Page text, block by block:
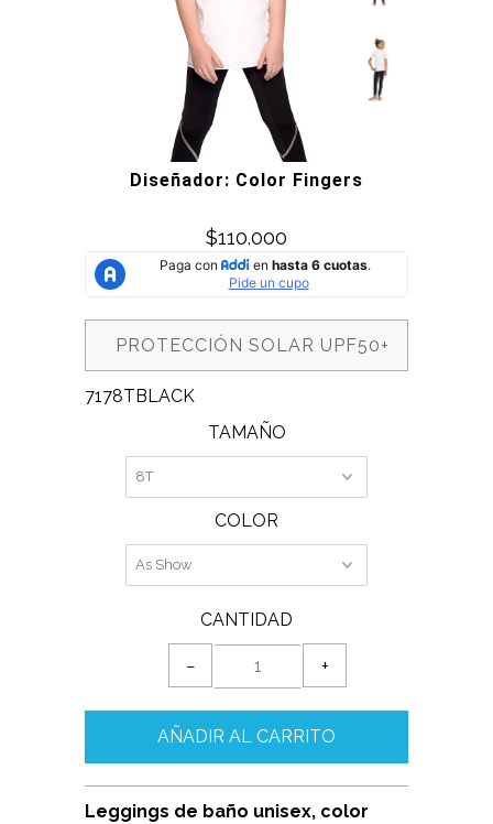
Diseñador: Color Fingers
$110.000
PROTECCIÓN SOLAR UPF50+
7178TBLACK
TAMAÑO
COLOR
CANTIDAD
− +
Leggings de baño unisex, color